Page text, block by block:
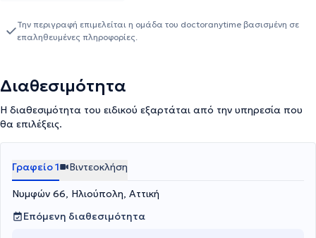
διατροφή, την παιδική παχυσαρκία και τη διαχείριση σωματικού
βάρους. Παρέχει εξατομικευμένα προγράμματα διατροφής με
Την περιγραφή επιμελείται η ομάδα του doctoranytime βασισμένη σε
επαληθευμένες πληροφορίες.
Διαθεσιμότητα
Η διαθεσιμότητα του ειδικού εξαρτάται από την υπηρεσία που
θα επιλέξεις.
Γραφείο 1 Βιντεοκλήση
Νυμφών 66, Ηλιούπολη, Αττική
Επόμενη διαθεσιμότητα